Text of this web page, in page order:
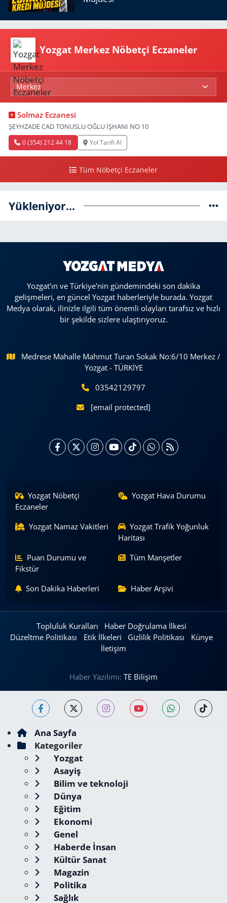
Yozgat Merkez Nöbetçi Eczaneler
Solmaz Eczanesi
ŞEYHZADE CAD TONUSLU OĞLU İŞHANI NO 10
0 (354) 212 44 18 Yol Tarifi Al
Tüm Nöbetçi Eczaneler
Yükleniyor...
Yozgat'ın ve Türkiye'nin gündemindeki son dakika
gelişmeleri, en güncel Yozgat haberleriyle burada. Yozgat
Medya olarak, ilinizle ilgili tüm önemli olayları tarafsız ve hızlı
bir şekilde sizlere ulaştırıyoruz.
Medrese Mahalle Mahmut Turan Sokak No:6/10 Merkez /
Yozgat - TÜRKİYE
03542129797
[email protected]
Yozgat Nöbetçi
Eczaneler
Yozgat Hava Durumu
Yozgat Namaz Vakitleri
Yozgat Trafik Yoğunluk
Haritası
Puan Durumu ve
Fikstür
Tüm Manşetler
Son Dakika Haberleri Haber Arşivi
Topluluk Kuralları
Haber Doğrulama İlkesi
Düzeltme Politikası
Etik İlkeleri Gizlilik Politikası
Künye
İletişim
Haber Yazılımı: TE Bilişim
Ana Sayfa
Kategoriler
Yozgat
Asayiş
Bilim ve teknoloji
Dünya
Eğitim
Ekonomi
Genel
Haberde İnsan
Kültür Sanat
Magazin
Politika
Sağlık